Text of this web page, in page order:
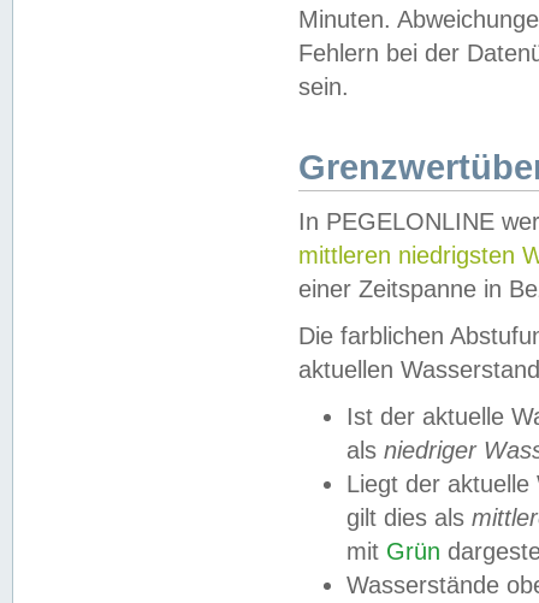
Minuten.
Fehlern bei der
sein.
In PEGELONLINE
mittleren niedrigsten
einer Zeitspanne in
Die farblichen
aktuellen
Ist der aktuelle
als niedriger
Liegt der
gilt dies als
mit Grün
Wasserstände